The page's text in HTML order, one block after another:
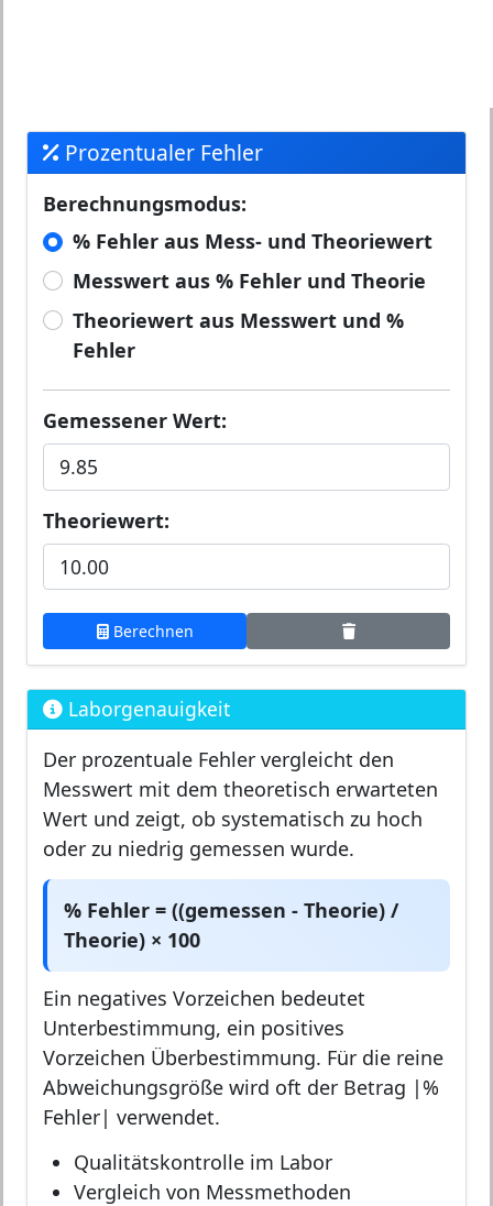
Prozentualer Fehler
Berechnungsmodus:
% Fehler aus Mess- und Theoriewert
Messwert aus % Fehler und Theorie
Theoriewert aus Messwert und %
Fehler
Gemessener Wert:
Theoriewert:
Berechnen
Laborgenauigkeit
Der prozentuale Fehler vergleicht den
Messwert mit dem theoretisch erwarteten
Wert und zeigt, ob systematisch zu hoch
oder zu niedrig gemessen wurde.
% Fehler = ((gemessen - Theorie) /
Theorie) × 100
Ein negatives Vorzeichen bedeutet
Unterbestimmung, ein positives
Vorzeichen Überbestimmung. Für die reine
Abweichungsgröße wird oft der Betrag |%
Fehler| verwendet.
Qualitätskontrolle im Labor
Vergleich von Messmethoden